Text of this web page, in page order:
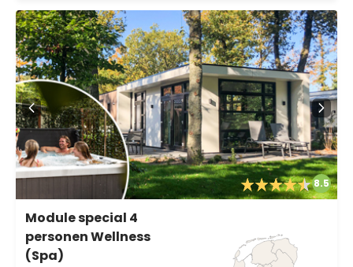
8.5
Module special 4
personen Wellness
(Spa)